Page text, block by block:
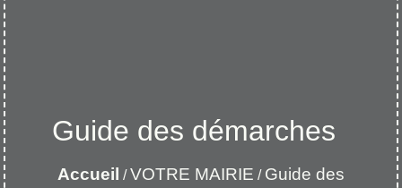
Guide des démarches
Accueil /VOTRE MAIRIE / Guide des